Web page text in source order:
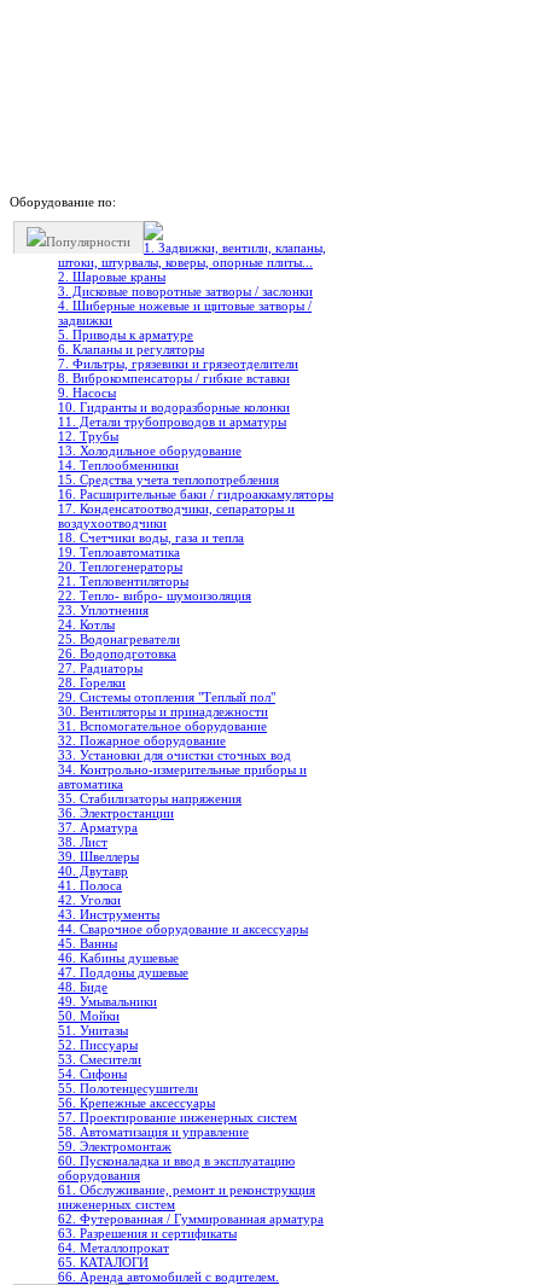
Оборудование по:
Популярности
1. Задвижки, вентили, клапаны,
штоки, штурвалы, коверы, опорные плиты...
2. Шаровые краны
3. Дисковые поворотные затворы / заслонки
4. Шиберные ножевые и щитовые затворы /
задвижки
5. Приводы к арматуре
6. Клапаны и регуляторы
7. Фильтры, грязевики и грязеотделители
8. Виброкомпенсаторы / гибкие вставки
9. Насосы
10. Гидранты и водоразборные колонки
11. Детали трубопроводов и арматуры
12. Трубы
13. Холодильное oборудование
14. Теплообменники
15. Средства учета теплопотребления
16. Расширительные баки / гидроаккамуляторы
17. Конденсатоотводчики, сепараторы и
воздухоотводчики
18. Счетчики воды, газа и тепла
19. Теплоавтоматика
20. Теплогенераторы
21. Тепловентиляторы
22. Тепло- вибро- шумоизоляция
23. Уплотнения
24. Котлы
25. Водонагреватели
26. Водоподготовка
27. Радиаторы
28. Горелки
29. Системы отопления "Теплый пол"
30. Вентиляторы и принадлежности
31. Вспомогательное оборудование
32. Пожарное оборудование
33. Установки для очистки сточных вод
34. Контрольно-измерительные приборы и
автоматика
35. Стабилизаторы напряжения
36. Электростанции
37. Арматура
38. Лист
39. Швеллеры
40. Двутавр
41. Полоса
42. Уголки
43. Инструменты
44. Сварочное оборудование и аксессуары
45. Ванны
46. Кабины душевые
47. Поддоны душевые
48. Биде
49. Умывальники
50. Мойки
51. Унитазы
52. Писсуары
53. Смесители
54. Сифоны
55. Полотенцесушители
56. Крепежные аксессуары
57. Проектирование инженерных систем
58. Автоматизация и управление
59. Электромонтаж
60. Пусконаладка и ввод в эксплуатацию
оборудования
61. Обслуживание, ремонт и реконструкция
инженерных систем
62. Футерованная / Гуммированная арматура
63. Разрешения и сертификаты
64. Металлопрокат
65. КАТАЛОГИ
66. Аренда автомобилей с водителем.